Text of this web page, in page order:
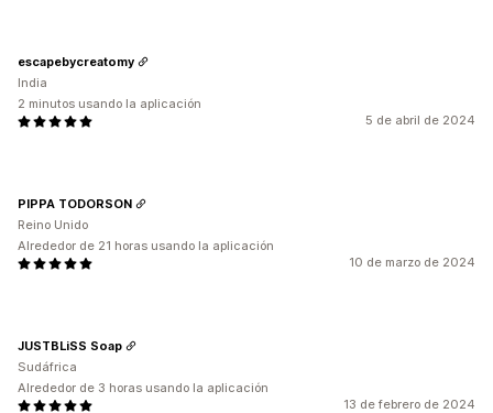
5 de abril de 2024
escapebycreatomy
India
2 minutos usando la aplicación
10 de marzo de 2024
PIPPA TODORSON
Reino Unido
Alrededor de 21 horas usando la aplicación
13 de febrero de 2024
JUSTBLiSS Soap
Sudáfrica
Alrededor de 3 horas usando la aplicación